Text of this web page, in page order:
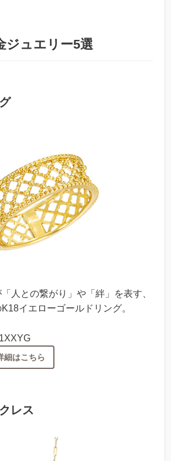
ジュエリー5選
人との繋がり」や「絆」を表す、
イエローゴールドリング。
細はこちら
レス